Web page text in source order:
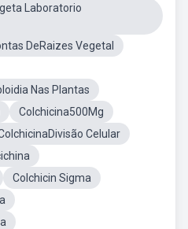
Laboratorio
DeRaizes Vegetal
Nas Plantas
Colchicina500Mg
Celular
Colchicin Sigma